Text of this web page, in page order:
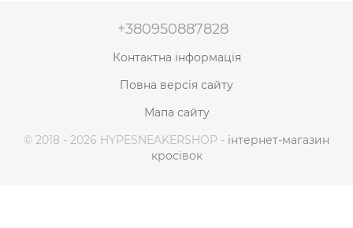
+380950887828
Контактна інформація
Повна версія сайту
Мапа сайту
© 2018 - 2026 HYPESNEAKERSHOP - інтернет-магазин
кросівок